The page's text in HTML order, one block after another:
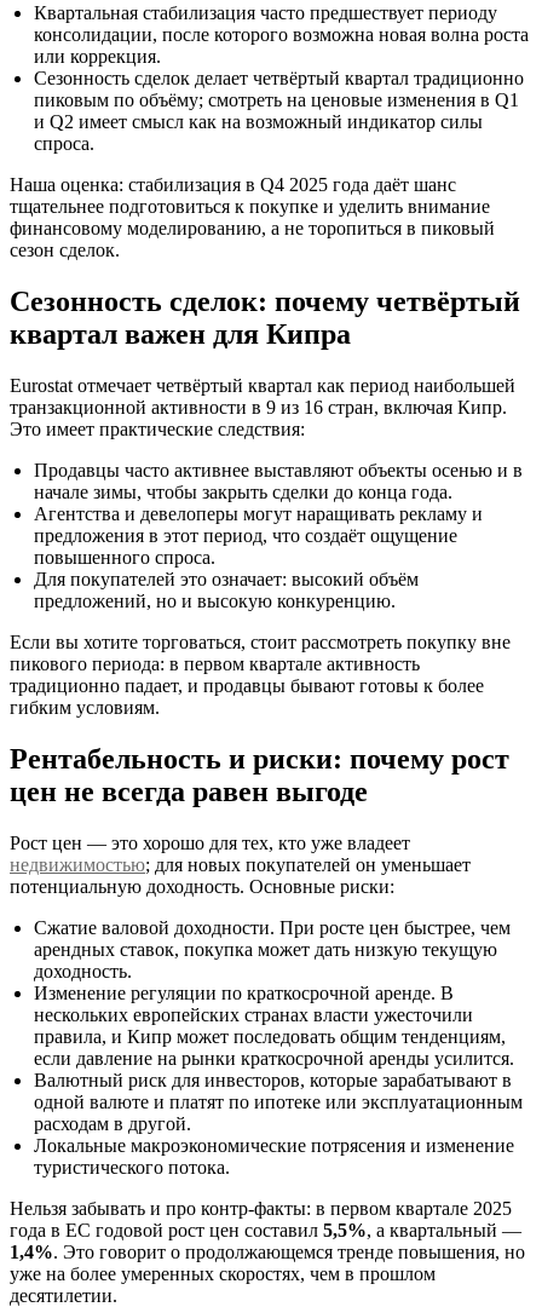
Квартальная стабилизация часто предшествует периоду
консолидации, после которого возможна новая волна роста
или коррекция.
Сезонность сделок делает четвёртый квартал традиционно
пиковым по объёму; смотреть на ценовые изменения в Q1
и Q2 имеет смысл как на возможный индикатор силы
спроса.
Наша оценка: стабилизация в Q4 2025 года даёт шанс
тщательнее подготовиться к покупке и уделить внимание
финансовому моделированию, а не торопиться в пиковый
сезон сделок.
Сезонность сделок: почему четвёртый
квартал важен для Кипра
Eurostat отмечает четвёртый квартал как период наибольшей
транзакционной активности в 9 из 16 стран, включая Кипр.
Это имеет практические следствия:
Продавцы часто активнее выставляют объекты осенью и в
начале зимы, чтобы закрыть сделки до конца года.
Агентства и девелоперы могут наращивать рекламу и
предложения в этот период, что создаёт ощущение
повышенного спроса.
Для покупателей это означает: высокий объём
предложений, но и высокую конкуренцию.
Если вы хотите торговаться, стоит рассмотреть покупку вне
пикового периода: в первом квартале активность
традиционно падает, и продавцы бывают готовы к более
гибким условиям.
Рентабельность и риски: почему рост
цен не всегда равен выгоде
Рост цен — это хорошо для тех, кто уже владеет
недвижимостью; для новых покупателей он уменьшает
потенциальную доходность. Основные риски:
Сжатие валовой доходности. При росте цен быстрее, чем
арендных ставок, покупка может дать низкую текущую
доходность.
Изменение регуляции по краткосрочной аренде. В
нескольких европейских странах власти ужесточили
правила, и Кипр может последовать общим тенденциям,
если давление на рынки краткосрочной аренды усилится.
Валютный риск для инвесторов, которые зарабатывают в
одной валюте и платят по ипотеке или эксплуатационным
расходам в другой.
Локальные макроэкономические потрясения и изменение
туристического потока.
Нельзя забывать и про контр‑факты: в первом квартале 2025
года в ЕС годовой рост цен составил 5,5%, а квартальный —
1,4%. Это говорит о продолжающемся тренде повышения, но
уже на более умеренных скоростях, чем в прошлом
десятилетии.